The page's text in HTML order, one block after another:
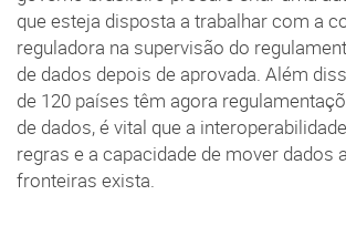
que esteja disposta a trabalhar com a
reguladora na supervisão do
de dados depois de aprovada. Além
de 120 países têm agora
de dados, é vital que a
regras e a capacidade de mover dados
fronteiras exista.